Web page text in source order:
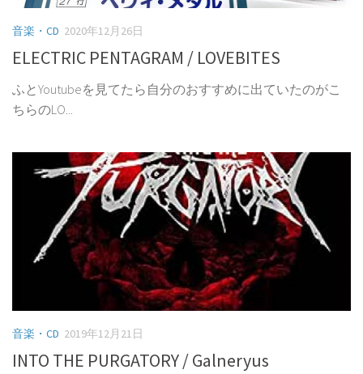
音楽・CD 2020年12月26日
ELECTRIC PENTAGRAM / LOVEBITES
ふとYoutubeを見てたら自分のおすすめに出ていたのがこ
ちらのLO...
音楽・CD 2019年12月21日
INTO THE PURGATORY / Galneryus